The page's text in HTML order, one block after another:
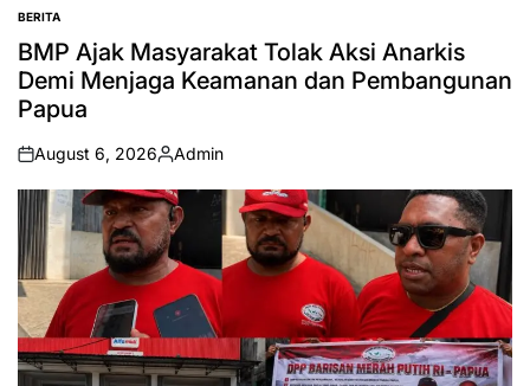
POSTED
IN
BERITA
BMP Ajak Masyarakat Tolak Aksi Anarkis
Demi Menjaga Keamanan dan Pembangunan
Papua
on
August 6, 2026
Posted
by
Admin